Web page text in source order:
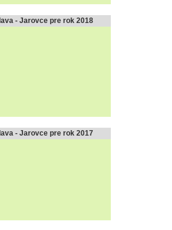
- Jarovce pre rok 2018
- Jarovce pre rok 2017